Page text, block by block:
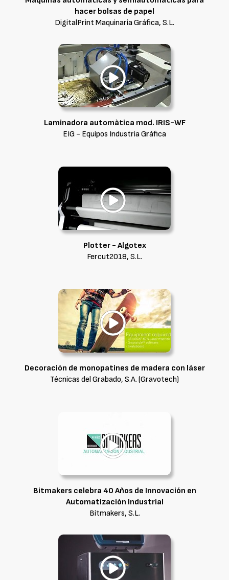
hacer bolsas de papel
DigitalPrint Maquinaria Gráfica, S.L.
Laminadora automàtica mod. IRIS-WF
EIG - Equipos Industria Gráfica
Plotter - Algotex
Fercut2018, S.L.
Decoración de monopatines de madera con láser
Técnicas del Grabado, S.A. (Gravotech)
Bitmakers celebra 40 Años de Innovación en
Automatización Industrial
Bitmakers, S.L.